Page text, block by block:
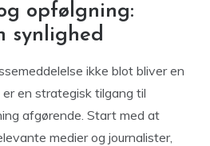
opfølgning:
synlighed
ikke blot bliver en
en strategisk tilgang til
afgørende. Start med at
medier og journalister,